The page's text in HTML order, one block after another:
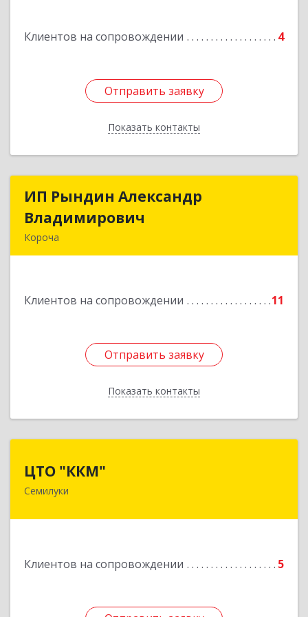
Клиентов на сопровождении 4
Отправить заявку
Показать контакты
Отправить заявку
Назад
ИП Рындин Александр
Владимирович
Короча
Клиентов на сопровождении 11
Отправить заявку
Показать контакты
ИП Рындин Александр
Подробнее
Отправить заявку
Назад
ЦТО "ККМ"
Семилуки
Клиентов на сопровождении 5